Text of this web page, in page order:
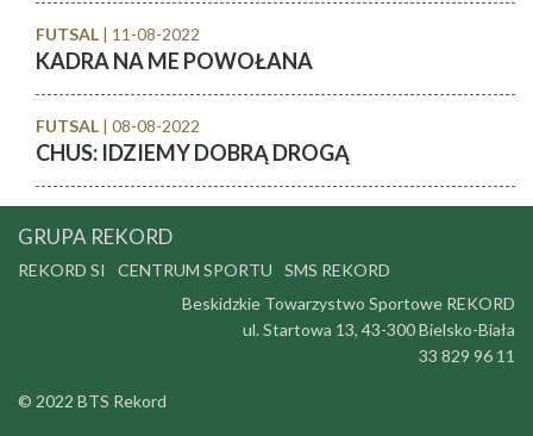
FUTSAL | 11-08-2022
KADRA NA ME POWOŁANA
FUTSAL | 08-08-2022
CHUS: IDZIEMY DOBRĄ DROGĄ
GRUPA REKORD
REKORD SI CENTRUM SPORTU
SMS REKORD
Beskidzkie Towarzystwo Sportowe REKORD
ul. Startowa 13, 43-300 Bielsko-Biała
33 829 96 11
© 2022 BTS Rekord